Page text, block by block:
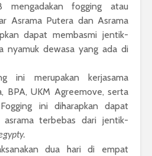
mengadakan fogging atau
Asrama Putera dan Asrama
dapat membasmi jentik-
nyamuk dewasa yang ada di
ini merupakan kerjasama
BPA, UKM Agreemove, serta
ini diharapkan dapat
asrama terbebas dari jentik-
dua hari di empat